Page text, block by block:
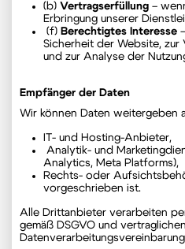
(b) Vertragserfüllung –
Erbringung unserer
(f) Berechtigtes Interesse
Sicherheit der Website, zur
und zur Analyse der
Empfänger der Daten
Wir können Daten weitergeben
IT- und Hosting-Anbieter,
Analytik- und
Analytics, Meta Platforms),
Rechts- oder
vorgeschrieben ist.
Alle Drittanbieter verarbeiten
gemäß DSGVO und vertraglichen